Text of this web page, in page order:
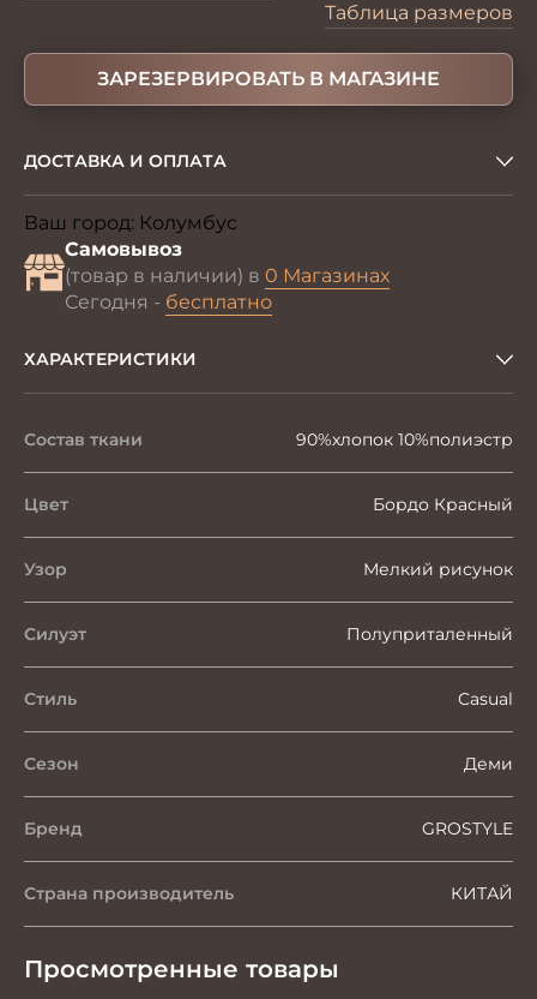
Таблица размеров
ЗАРЕЗЕРВИРОВАТЬ В МАГАЗИНЕ
ДОСТАВКА И ОПЛАТА
Ваш город: Колумбус
Самовывоз
(товар в наличии) в 0 Магазинах
Сегодня - бесплатно
ХАРАКТЕРИСТИКИ
Состав ткани 90%хлопок 10%полиэстр
Цвет Бордо Красный
Узор Мелкий рисунок
Силуэт Полуприталенный
Стиль Casual
Сезон Деми
Бренд GROSTYLE
Страна производитель КИТАЙ
Просмотренные товары